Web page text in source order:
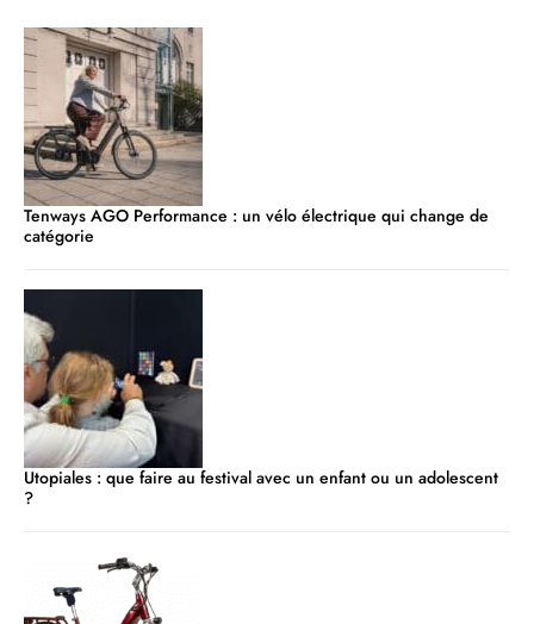
Tenways AGO Performance : un vélo électrique qui change de
catégorie
Utopiales : que faire au festival avec un enfant ou un adolescent
?